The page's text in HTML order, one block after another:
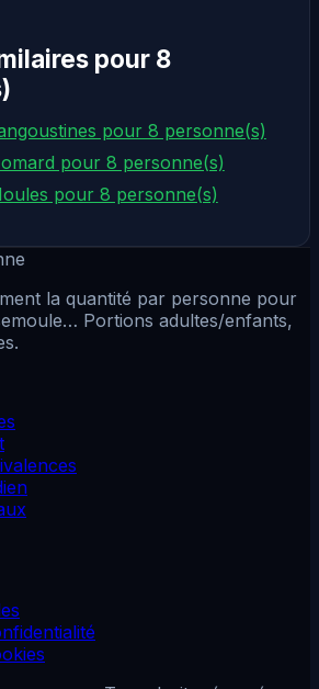
pour 8
pour 8 personne(s)
pour 8 personne(s)
pour 8 personne(s)
la quantité par personne pour
Portions adultes/enfants,